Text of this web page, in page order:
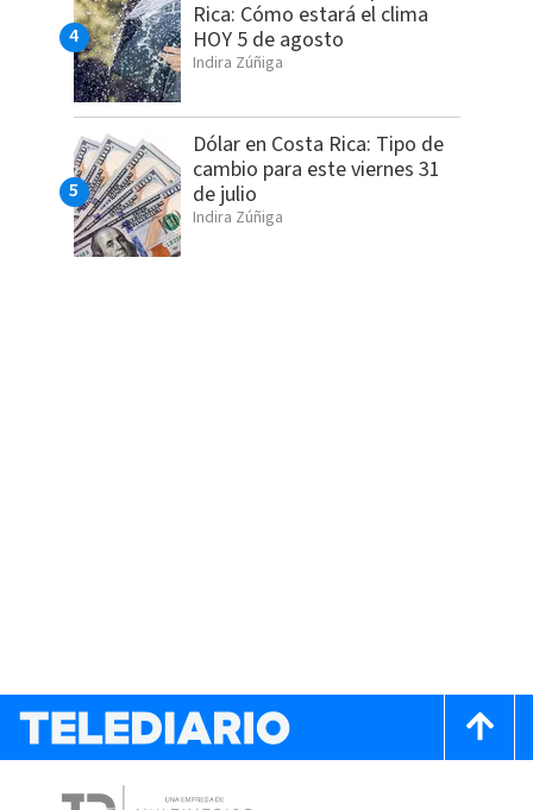
Rica: Cómo estará el clima
HOY 5 de agosto
Indira Zúñiga
Dólar en Costa Rica: Tipo de
cambio para este viernes 31
de julio
Indira Zúñiga